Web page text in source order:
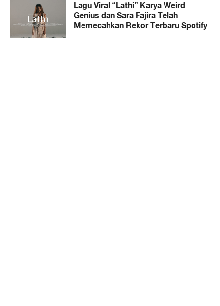
Lagu Viral “Lathi” Karya Weird
Genius dan Sara Fajira Telah
Memecahkan Rekor Terbaru Spotify